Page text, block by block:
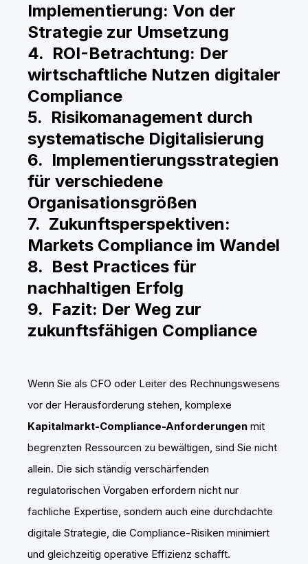
Implementierung: Von der
Strategie zur Umsetzung
4. ROI-Betrachtung: Der
wirtschaftliche Nutzen digitaler
Compliance
5. Risikomanagement durch
systematische Digitalisierung
6. Implementierungsstrategien
für verschiedene
Organisationsgrößen
7. Zukunftsperspektiven:
Markets Compliance im Wandel
8. Best Practices für
nachhaltigen Erfolg
9. Fazit: Der Weg zur
zukunftsfähigen Compliance
Wenn Sie als CFO oder Leiter des Rechnungswesens
vor der Herausforderung stehen, komplexe
Kapitalmarkt-Compliance-Anforderungen mit
begrenzten Ressourcen zu bewältigen, sind Sie nicht
allein. Die sich ständig verschärfenden
regulatorischen Vorgaben erfordern nicht nur
fachliche Expertise, sondern auch eine durchdachte
digitale Strategie, die Compliance-Risiken minimiert
und gleichzeitig operative Effizienz schafft.